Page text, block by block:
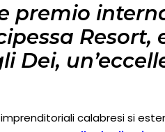
premio
Resort,
Dei,
calabresi si